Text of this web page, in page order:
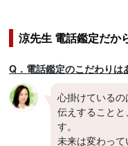
涼先生 電話鑑定だか
Q．電話鑑定のこだわりは
心掛けている
伝えすること
す。
未来は変わっ